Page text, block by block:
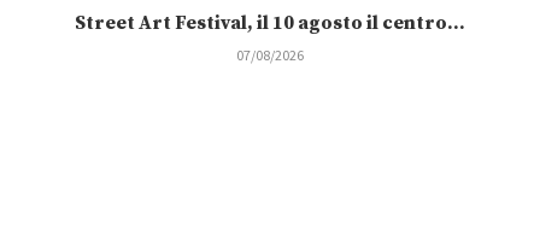
Street Art Festival, il 10 agosto il centro...
07/08/2026